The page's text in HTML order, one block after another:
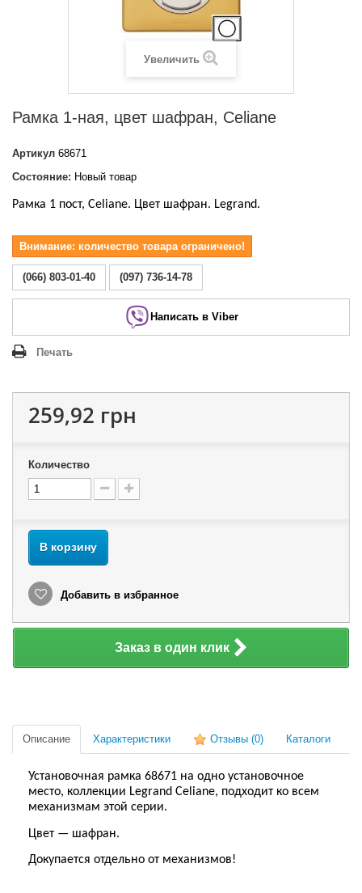
Увеличить
Рамка 1-ная, цвет шафран, Celiane
Артикул 68671
Состояние: Новый товар
Рамка 1 пост, Celiane. Цвет шафран. Legrand.
Внимание: количество товара ограничено!
(066) 803-01-40 (097) 736-14-78
Написать в Viber
Печать
259,92 грн
Количество
В корзину
Добавить в избранное
Заказ в один клик
Описание Характеристики Отзывы (0) Каталоги
Установочная рамка 68671 на одно установочное
место, коллекции Legrand Celiane, подходит ко всем
механизмам этой серии.
Цвет — шафран.
Докупается отдельно от механизмов!